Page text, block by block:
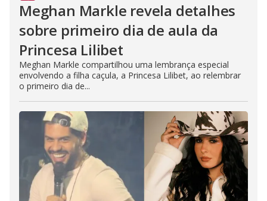
Meghan Markle revela detalhes
sobre primeiro dia de aula da
Princesa Lilibet
Meghan Markle compartilhou uma lembrança especial
envolvendo a filha caçula, a Princesa Lilibet, ao relembrar
o primeiro dia de...